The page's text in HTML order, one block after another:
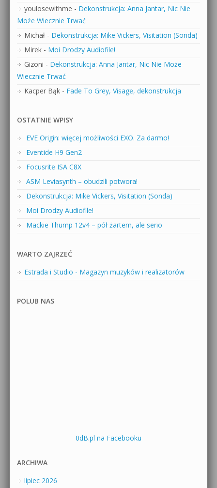
youlosewithme - Dekonstrukcja: Anna Jantar, Nic Nie
Może Wiecznie Trwać
Michał - Dekonstrukcja: Mike Vickers, Visitation (Sonda)
Mirek - Moi Drodzy Audiofile!
Gizoni - Dekonstrukcja: Anna Jantar, Nic Nie Może
Wiecznie Trwać
Kacper Bąk - Fade To Grey, Visage, dekonstrukcja
OSTATNIE WPISY
EVE Origin: więcej możliwości EXO. Za darmo!
Eventide H9 Gen2
Focusrite ISA C8X
ASM Leviasynth – obudzili potwora!
Dekonstrukcja: Mike Vickers, Visitation (Sonda)
Moi Drodzy Audiofile!
Mackie Thump 12v4 – pół żartem, ale serio
WARTO ZAJRZEĆ
Estrada i Studio - Magazyn muzyków i realizatorów
POLUB NAS
0dB.pl na Facebooku
ARCHIWA
lipiec 2026